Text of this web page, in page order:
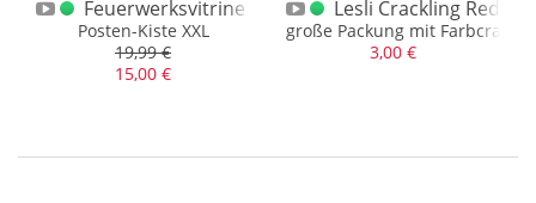
Eimer F1
Kiste XXL Schachteln Packungen F1
meist volle Packungen (Posten)
Feuerwerksvitrine Bunte Kiste XXL F1 Neue
Posten-Kiste XXL
19,99 €
15,00 €
Lesli Crackling Red +
große Packung mit
3,00 €